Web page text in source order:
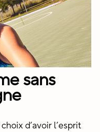
sans
d’avoir l’esprit